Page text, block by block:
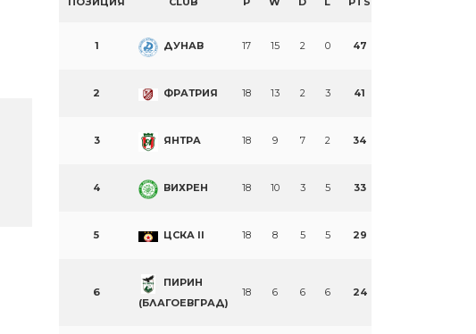
1 ДУНАВ 17 15 2 0 47
2 ФРАТРИЯ 18 13 2 3 41
3 ЯНТРА 18 9 7 2 34
4 ВИХРЕН 18 10 3 5 33
5 ЦСКА II 18 8 5 5 29
6
ПИРИН
(БЛАГОЕВГРАД)
18 6 6 6 24